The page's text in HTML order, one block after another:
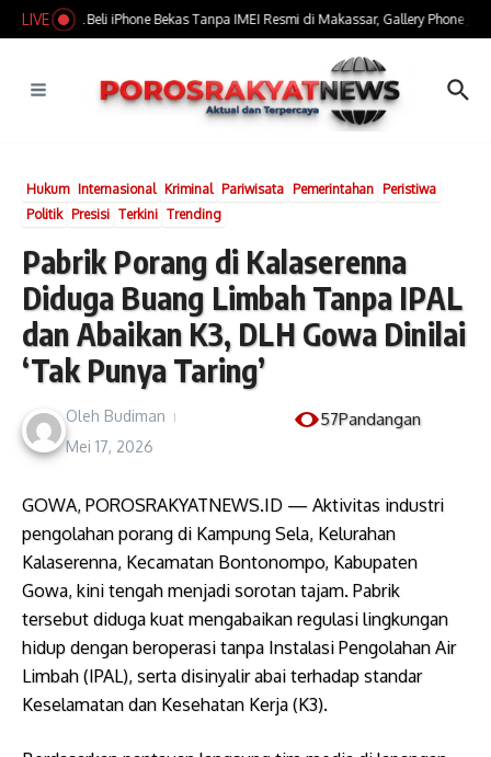
Lewati ke konten
LIVE
​Marak Jual Beli iPhone Bekas Tanpa IMEI Resmi di Makassar, Gallery Phone Jadi
Hukum Internasional Kriminal Pariwisata Pemerintahan Peristiwa
Politik Presisi Terkini Trending
Pabrik Porang di Kalaserenna
Diduga Buang Limbah Tanpa IPAL
dan Abaikan K3, DLH Gowa Dinilai
‘Tak Punya Taring’
Oleh Budiman 57Pandangan
Mei 17, 2026
GOWA, POROSRAKYATNEWS.ID — Aktivitas industri
pengolahan porang di Kampung Sela, Kelurahan
Kalaserenna, Kecamatan Bontonompo, Kabupaten
Gowa, kini tengah menjadi sorotan tajam. Pabrik
tersebut diduga kuat mengabaikan regulasi lingkungan
hidup dengan beroperasi tanpa Instalasi Pengolahan Air
Limbah (IPAL), serta disinyalir abai terhadap standar
Keselamatan dan Kesehatan Kerja (K3).